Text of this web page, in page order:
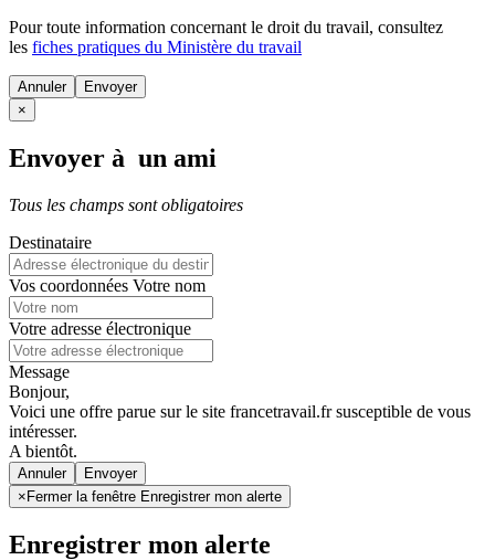
Pour toute information concernant le droit du travail, consultez
les fiches pratiques du Ministère du travail
Annuler
×
Envoyer à un ami
Tous les champs sont obligatoires
Destinataire
Vos coordonnées Votre nom
Votre adresse électronique
Message
Bonjour,
Voici une offre parue sur le site francetravail.fr susceptible de vous
intéresser.
A bientôt.
Annuler
× Fermer la fenêtre Enregistrer mon alerte
Enregistrer mon alerte